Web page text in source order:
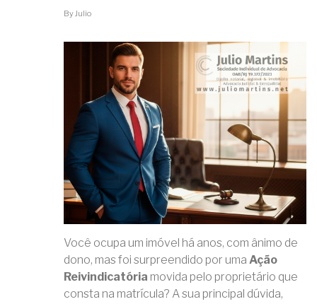
POSSÍVEL?
ByJulio
Você ocupa um imóvel há anos, com ânimo de
dono, mas foi surpreendido por uma Ação
Reivindicatória movida pelo proprietário que
consta na matrícula? A sua principal dúvida,